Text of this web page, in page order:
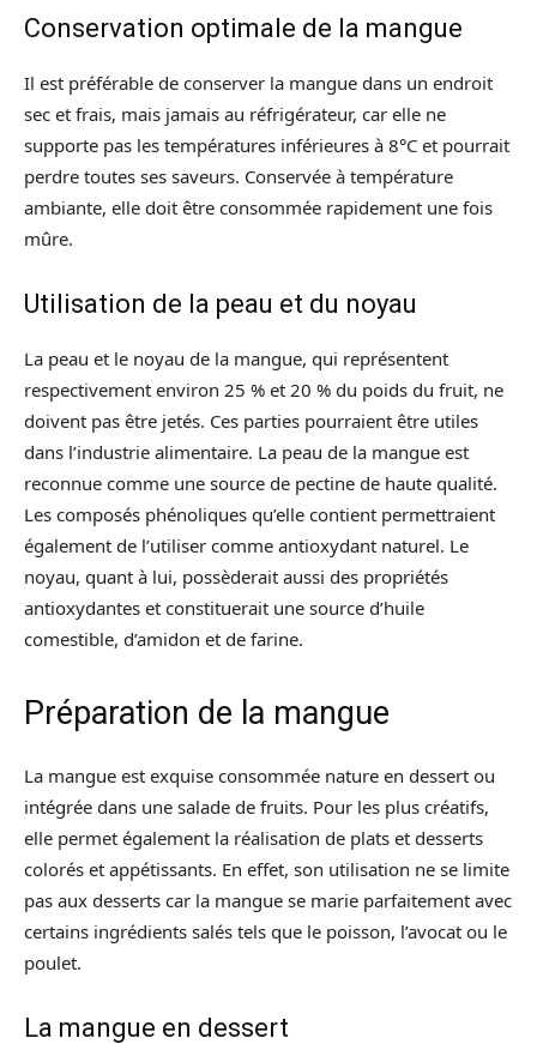
Conservation optimale de la mangue
Il est préférable de conserver la mangue dans un endroit
sec et frais, mais jamais au réfrigérateur, car elle ne
supporte pas les températures inférieures à 8°C et pourrait
perdre toutes ses saveurs. Conservée à température
ambiante, elle doit être consommée rapidement une fois
mûre.
Utilisation de la peau et du noyau
La peau et le noyau de la mangue, qui représentent
respectivement environ 25 % et 20 % du poids du fruit, ne
doivent pas être jetés. Ces parties pourraient être utiles
dans l’industrie alimentaire. La peau de la mangue est
reconnue comme une source de pectine de haute qualité.
Les composés phénoliques qu’elle contient permettraient
également de l’utiliser comme antioxydant naturel. Le
noyau, quant à lui, possèderait aussi des propriétés
antioxydantes et constituerait une source d’huile
comestible, d’amidon et de farine.
Préparation de la mangue
La mangue est exquise consommée nature en dessert ou
intégrée dans une salade de fruits. Pour les plus créatifs,
elle permet également la réalisation de plats et desserts
colorés et appétissants. En effet, son utilisation ne se limite
pas aux desserts car la mangue se marie parfaitement avec
certains ingrédients salés tels que le poisson, l’avocat ou le
poulet.
La mangue en dessert